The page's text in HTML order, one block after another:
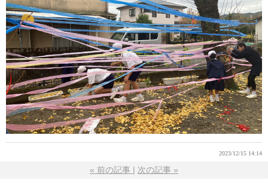
2023/12/15 14:14
« 前の記事 次の記事 »